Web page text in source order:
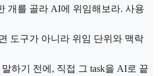
개를 골라 AI에 위임해보라. 사용
도구가 아니라 위임 단위와 맥락
하기 전에, 직접 그 task을 AI로 끝